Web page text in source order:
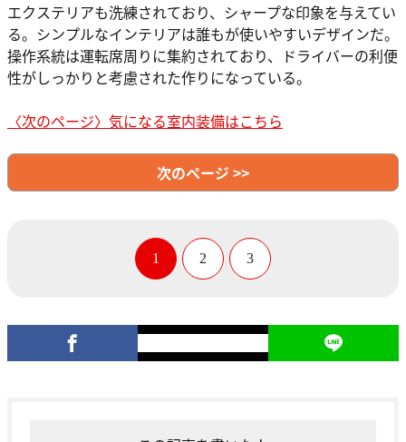
エクステリアも洗練されており、シャープな印象を与えてい
る。シンプルなインテリアは誰もが使いやすいデザインだ。
操作系統は運転席周りに集約されており、ドライバーの利便
性がしっかりと考慮された作りになっている。
〈次のページ〉気になる室内装備はこちら
次のページ >>
1 2 3